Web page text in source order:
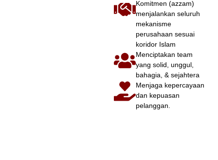
Komitmen (azzam)
menjalankan seluruh
mekanisme
perusahaan sesuai
koridor Islam
Menciptakan team
yang solid, unggul,
bahagia, & sejahtera
Menjaga kepercayaan
dan kepuasan
pelanggan.